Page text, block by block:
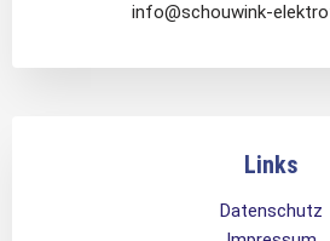
info@schouwink-
Links
Datenschutz